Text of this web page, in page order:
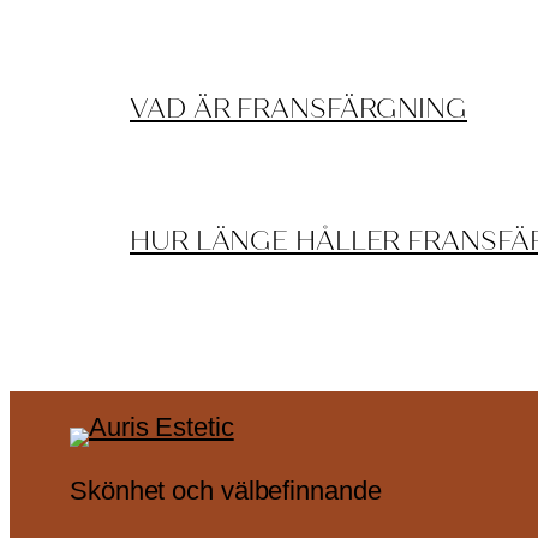
VAD ÄR FRANSFÄRGNING
HUR LÄNGE HÅLLER
Skönhet och välbefinnande